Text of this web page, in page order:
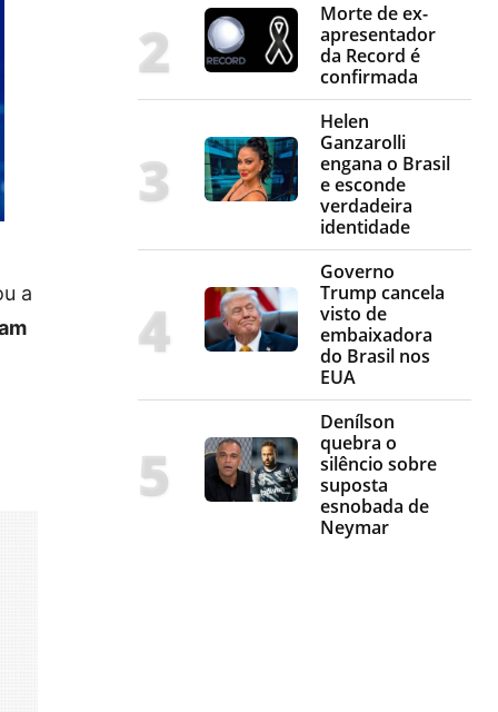
a
Morte de ex-
apresentador
da Record é
confirmada
Helen
Ganzarolli
engana o Brasil
e esconde
verdadeira
identidade
Governo
Trump cancela
visto de
embaixadora
do Brasil nos
EUA
Denílson
quebra o
silêncio sobre
suposta
esnobada de
Neymar